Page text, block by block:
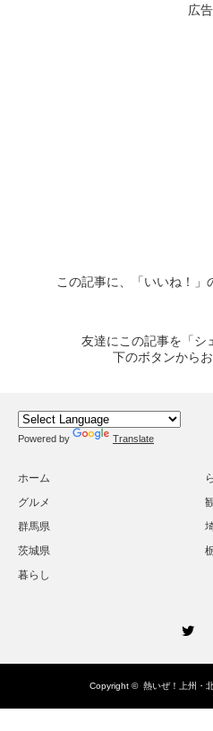
広告
この記事に、「いいね！」
友達にこの記事を「シ
下のボタンからお
Powered by Translate
ホーム
グルメ
群馬県
茨城県
暮らし
Copyright © 熱いぜ！上州・